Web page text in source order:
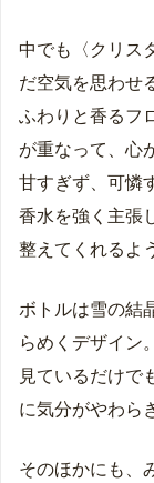
中でも〈クリス
だ空気を思わせ
ふわりと香るフ
が重なって、心
甘すぎず、可憐
香水を強く主張
整えてくれるよ
ボトルは雪の結
らめくデザイン。
見ているだけで
に気分がやわら
そのほかにも、